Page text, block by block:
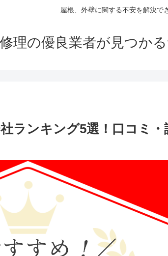
屋根、外壁に関する不安を解決で
理の優良業者が見つか
ランキング5選！口コミ・